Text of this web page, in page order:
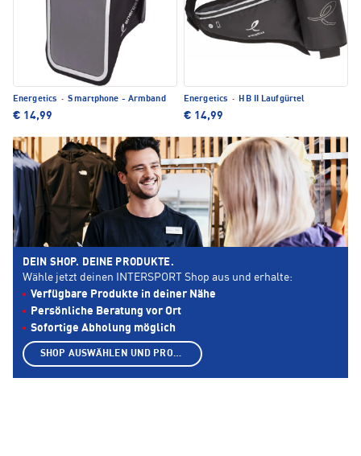
Energetics · Smartphone - Armband
€ 14,99
Energetics · HB II Laufgürtel
€ 14,99
DEIN SHOP. DEINE PRODUKTE.
Wähle jetzt deinen INTERSPORT Shop aus und erhalte:
Verfügbare Produkte in deiner Nähe
Persönliche Beratung vor Ort
Sofortige Abholung möglich
SHOP AUSWÄHLEN UND PRODUKTE ANZEIGEN